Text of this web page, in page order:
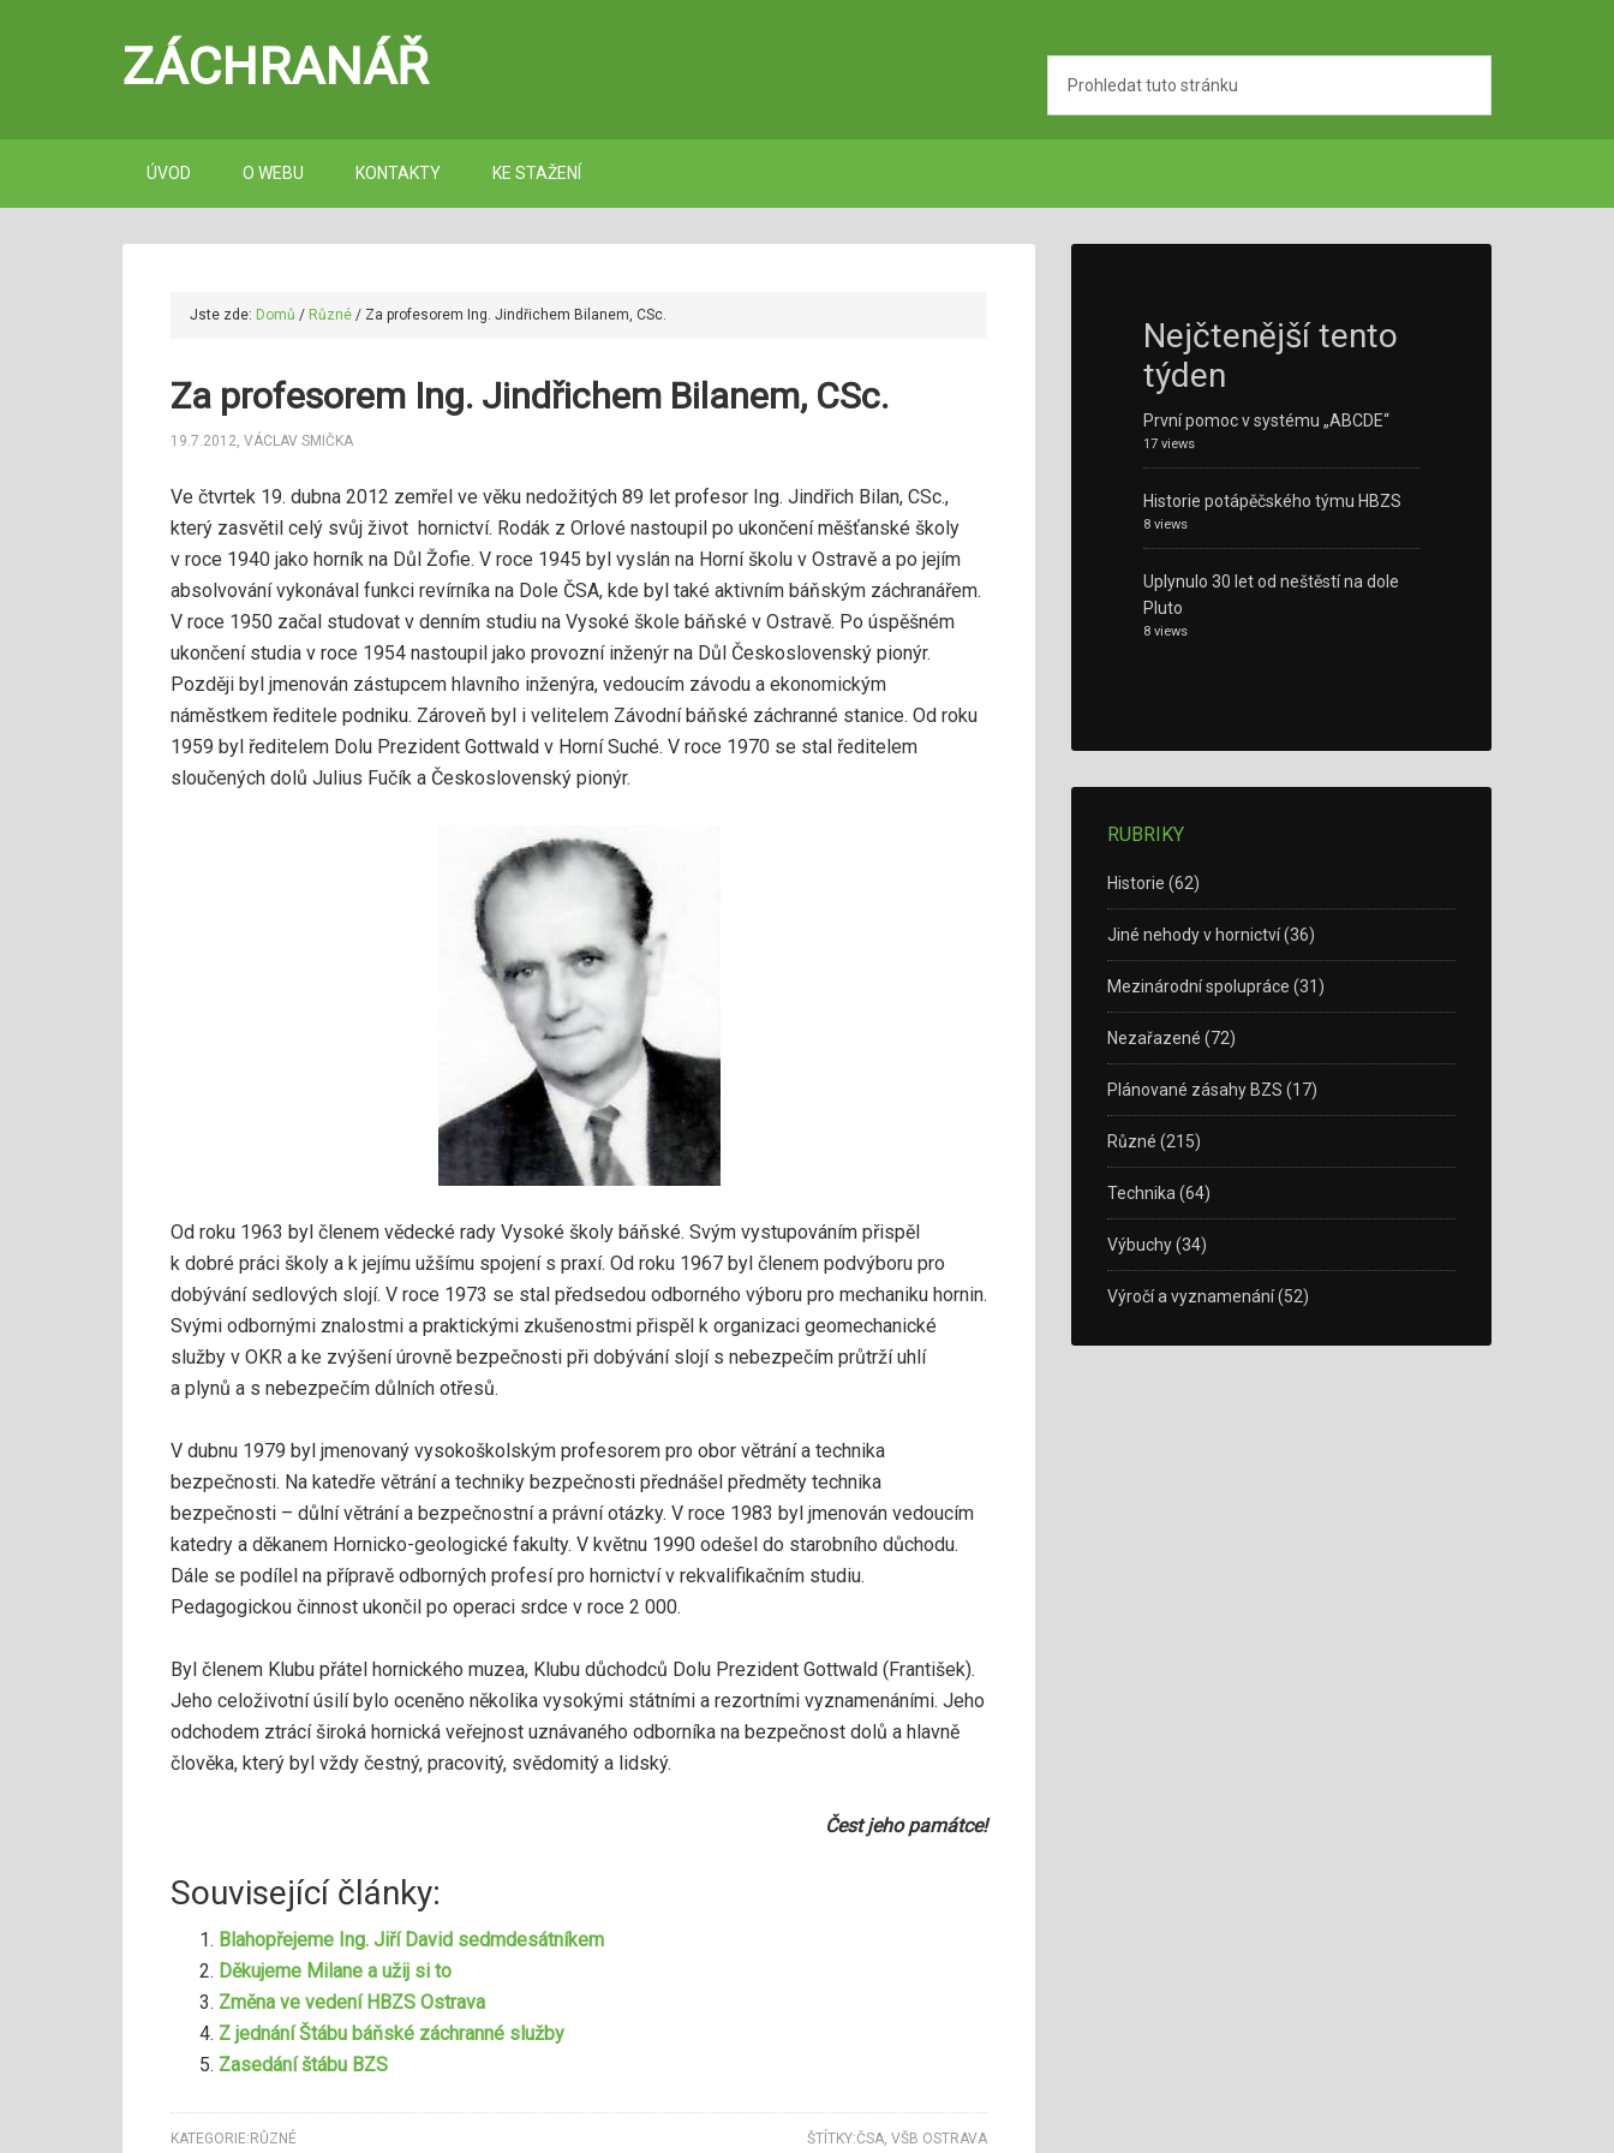
ZÁCHRANÁŘ
ÚVOD O WEBU KONTAKTY KE STAŽENÍ
Jste zde: Domů / Různé / Za profesorem Ing. Jindřichem Bilanem, CSc.
Za profesorem Ing. Jindřichem Bilanem, CSc.
19.7.2012, VÁCLAV SMIČKA
Ve čtvrtek 19. dubna 2012 zemřel ve věku nedožitých 89 let profesor Ing. Jindřich Bilan, CSc.,
který zasvětil celý svůj život hornictví. Rodák z Orlové nastoupil po ukončení měšťanské školy
v roce 1940 jako horník na Důl Žofie. V roce 1945 byl vyslán na Horní školu v Ostravě a po jejím
absolvování vykonával funkci revírníka na Dole ČSA, kde byl také aktivním báňským záchranářem.
V roce 1950 začal studovat v denním studiu na Vysoké škole báňské v Ostravě. Po úspěšném
ukončení studia v roce 1954 nastoupil jako provozní inženýr na Důl Československý pionýr.
Později byl jmenován zástupcem hlavního inženýra, vedoucím závodu a ekonomickým
náměstkem ředitele podniku. Zároveň byl i velitelem Závodní báňské záchranné stanice. Od roku
1959 byl ředitelem Dolu Prezident Gottwald v Horní Suché. V roce 1970 se stal ředitelem
sloučených dolů Julius Fučík a Československý pionýr.
Od roku 1963 byl členem vědecké rady Vysoké školy báňské. Svým vystupováním přispěl
k dobré práci školy a k jejímu užšímu spojení s praxí. Od roku 1967 byl členem podvýboru pro
dobývání sedlových slojí. V roce 1973 se stal předsedou odborného výboru pro mechaniku hornin.
Svými odbornými znalostmi a praktickými zkušenostmi přispěl k organizaci geomechanické
služby v OKR a ke zvýšení úrovně bezpečnosti při dobývání slojí s nebezpečím průtrží uhlí
a plynů a s nebezpečím důlních otřesů.
V dubnu 1979 byl jmenovaný vysokoškolským profesorem pro obor větrání a technika
bezpečnosti. Na katedře větrání a techniky bezpečnosti přednášel předměty technika
bezpečnosti – důlní větrání a bezpečnostní a právní otázky. V roce 1983 byl jmenován vedoucím
katedry a děkanem Hornicko-geologické fakulty. V květnu 1990 odešel do starobního důchodu.
Dále se podílel na přípravě odborných profesí pro hornictví v rekvalifikačním studiu.
Pedagogickou činnost ukončil po operaci srdce v roce 2 000.
Byl členem Klubu přátel hornického muzea, Klubu důchodců Dolu Prezident Gottwald (František).
Jeho celoživotní úsilí bylo oceněno několika vysokými státními a rezortními vyznamenáními. Jeho
odchodem ztrácí široká hornická veřejnost uznávaného odborníka na bezpečnost dolů a hlavně
člověka, který byl vždy čestný, pracovitý, svědomitý a lidský.
Čest jeho památce!
Související články:
Blahopřejeme Ing. Jiří David sedmdesátníkem
Děkujeme Milane a užij si to
Změna ve vedení HBZS Ostrava
Z jednání Štábu báňské záchranné služby
Zasedání štábu BZS
KATEGORIE: RŮZNÉ ŠTÍTKY:ČSA, VŠB OSTRAVA
Nejčtenější tento
týden
První pomoc v systému „ABCDE“
17 views
Historie potápěčského týmu HBZS
8 views
Uplynulo 30 let od neštěstí na dole
Pluto
8 views
RUBRIKY
Historie (62)
Jiné nehody v hornictví(36)
Mezinárodní spolupráce (31)
Nezařazené (72)
Plánované zásahy BZS (17)
Různé (215)
Technika (64)
Výbuchy(34)
Výročí a vyznamenání(52)